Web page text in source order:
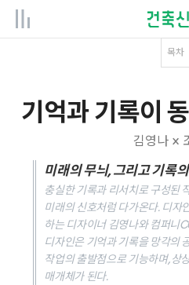
목차
기억과 기록이
김영나 ×
미래의 무늬, 그리고 기록
충실한 기록과 리서치로 구성된
미래의 신호처럼 다가온다. 디자
하는 디자이너 김영나와 컴퍼니
디자인은 기억과 기록을 망각의
작업의 출발점으로 기능하며, 상
매개체가 된다.